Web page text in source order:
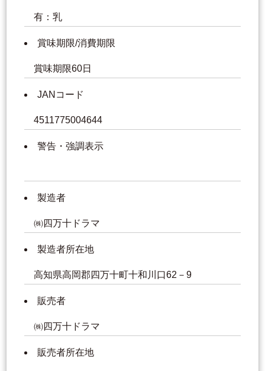
有：乳
賞味期限/消費期限
賞味期限60日
JANコード
4511775004644
警告・強調表示
製造者
㈱四万十ドラマ
製造者所在地
高知県高岡郡四万十町十和川口62－9
販売者
㈱四万十ドラマ
販売者所在地